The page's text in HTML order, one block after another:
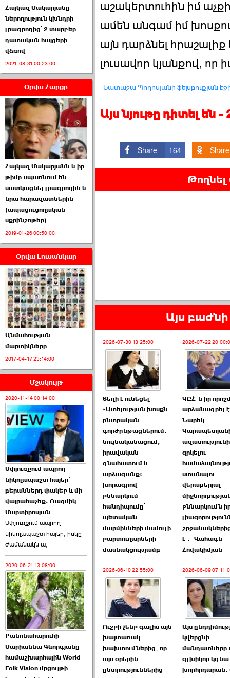
ՏԵՍԱՆՅՈՒԹ․ Ի՞նչ
իրավիճակ է այս ›››
2026-07-04 10:40:00
Սահմանադրական
դատարանը մերժեց ›››
2026-07-02 00:39:00
ՈՒՂԻՂ․ ԱԺ-ն
Կառավարության ›››
2026-07-01 00:52:00
ՍԴ-ն հուլիսի 1-ին
կհեռանա ›››
2026-07-01 00:08:00
Աննա Վարդապետյանն
ուղերձ է հղել ›››
2026-06-25 23:21:00
Պաշտոնակռիվը սկսված
է. «Հրապարակ» ›››
2026-06-25 17:13:00
ԱԺ նախագահի
Հայկազ Մակարյանը
ներողություն կխնդրի
լրագրողից՝ 2 տարբեր
դատական հայցերի
վճռով
2021-08-31 00:23:00
Օրվա Հարցը
Հայկազ Մակարյանն և իր
թիմը սպառնում են
սատկացնել լրագրողին և
նրա հարազատներին
(ապացուցողական
սքրինշոթեր)
2019-01-26 00:50:00
Օրվա Լուսանկար
Անմահության
մարտիկները
2017-04-17 23:14:00
Մշակույթ
2020-11-14 00:14:00
Սփյուռքում ապրող
նիկոլապաշտ հայեր՝
բերաններդ փակեք և մի
վայրահաչեք. Ռազմիկ
Մարտիրոսյան
Սփյուռքում ապրող
նիկոլապաշտ հայեր, իսկը
ժամանակն ա,
2020-06-21 13:08:00
Քանոնահարուհի
Մարիաննա Գևորգյանը
համաշխարհային World
Folk Vision մրցույթի
աշակերտուհին իմ
ամեն անգամ իմ
այն դարձնել հրաշալիք
լուսավոր կյանքով, որ
Նատաշա Պողոսյանի ֆեյսբուքյան
Այս նյութը դիտել են
Share 164 Share
Թողնել
Այս բաժնի
2026-07-30 13:25:00
Տեղի է ունեցել
«Ատելության խոսքն
ընտրական
գործընթացներում.
նույնականացում,
իրավական
գնահատում և
արձագանք»
խորագրով
քննարկում-
հանդիպումը՝
պետական
մարմինների մամուլի
քարտուղարների
մասնակցությամբ
2026-07-22
ԿԸՀ-ն իր
արձանագրել
Նարեկ
զրկելու
ստանալու
վերաբերյալ
քննարկումն
է․ Վահագն
Հովակիմյան
2026-06-10 22:55:00
Ուշքի չենք գալիս այն
խայտառակ
խախտումներից, որ
այս օրերին
ընտրություններից
2026-06-09
Այս
կվերցնի
մանդատները
գլխիկոր կգնա
խորհրդարան.